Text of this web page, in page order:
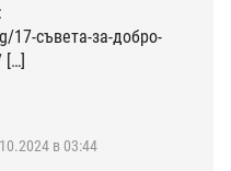
17-съвета-за-добро-
[…]
в 03:44